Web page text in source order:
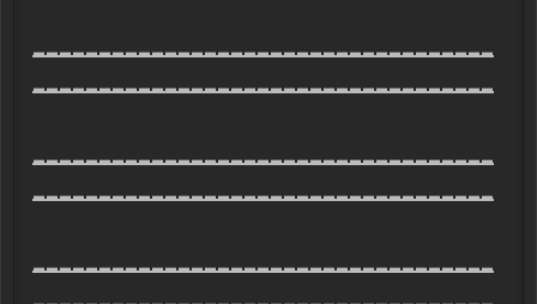
___________________________________
___________________________________
___________________________________
___________________________________
___________________________________
___________________________________